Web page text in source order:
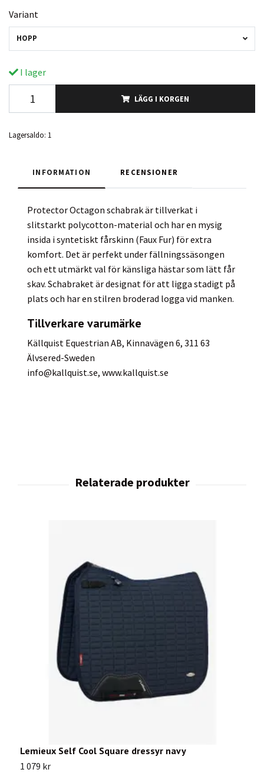
Variant
HOPP
I lager
LÄGG I KORGEN
Lagersaldo: 1
INFORMATION RECENSIONER
Protector Octagon schabrak är tillverkat i
slitstarkt polycotton-material och har en mysig
insida i syntetiskt fårskinn (Faux Fur) för extra
komfort. Det är perfekt under fällningssäsongen
och ett utmärkt val för känsliga hästar som lätt får
skav. Schabraket är designat för att ligga stadigt på
plats och har en stilren broderad logga vid manken.
Tillverkare varumärke
Källquist Equestrian AB, Kinnavägen 6, 311 63
Älvsered-Sweden
info@kallquist.se, www.kallquist.se
Lemieux Self Cool Square dressyr navy
1 079 kr